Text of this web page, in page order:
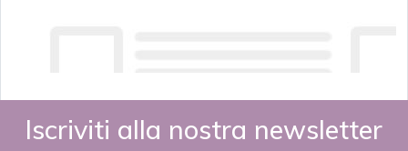
Iscriviti alla nostra newsletter